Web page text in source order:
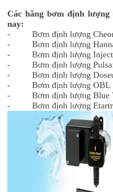
Các hãng bơm định
nay:
- Bơm định lượng
- Bơm định lượng
- Bơm định lượng
- Bơm định lượng
- Bơm định lượng
- Bơm định lượng OBL
- Bơm định lượng Blue
- Bơm định lượng